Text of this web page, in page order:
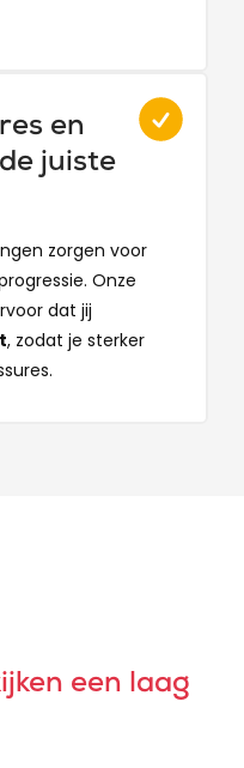
en
juiste
zorgen voor
Onze
dat jij
, zodat je sterker
een laag